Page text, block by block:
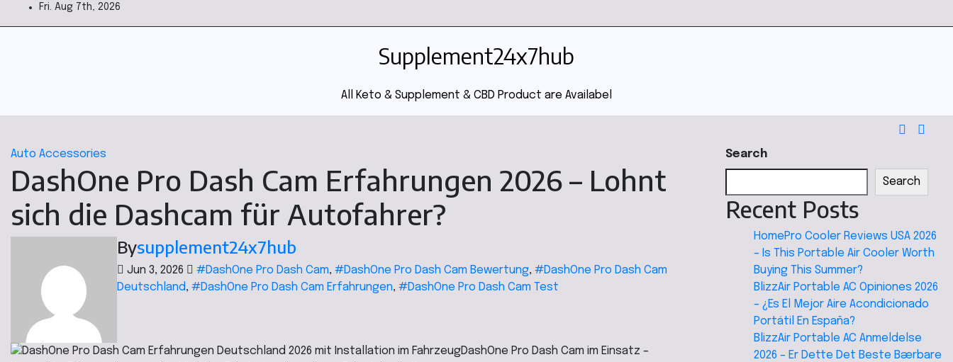
Fri. Aug 7th, 2026
Supplement24x7hub
All Keto & Supplement & CBD Product are Availabel
Auto Accessories
DashOne Pro Dash Cam Erfahrungen 2026 – Lohnt
sich die Dashcam für Autofahrer?
Bysupplement24x7hub
Jun 3, 2026 #DashOne Pro Dash Cam, #DashOne Pro Dash Cam Bewertung, #DashOne Pro Dash Cam
Deutschland, #DashOne Pro Dash Cam Erfahrungen, #DashOne Pro Dash Cam Test
DashOne Pro Dash Cam im Einsatz –
Search
Search
Recent Posts
HomePro Cooler Reviews USA 2026
– Is This Portable Air Cooler Worth
Buying This Summer?
BlizzAir Portable AC Opiniones 2026
– ¿Es El Mejor Aire Acondicionado
Portátil En España?
BlizzAir Portable AC Anmeldelse
2026 – Er Dette Det Beste Bærbare